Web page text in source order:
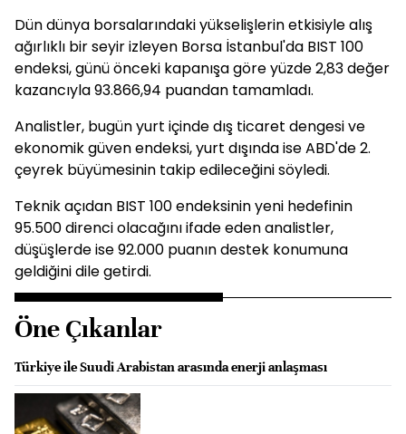
Dün dünya borsalarındaki yükselişlerin etkisiyle alış
ağırlıklı bir seyir izleyen Borsa İstanbul'da BIST 100
endeksi, günü önceki kapanışa göre yüzde 2,83 değer
kazancıyla 93.866,94 puandan tamamladı.
Analistler, bugün yurt içinde dış ticaret dengesi ve
ekonomik güven endeksi, yurt dışında ise ABD'de 2.
çeyrek büyümesinin takip edileceğini söyledi.
Teknik açıdan BIST 100 endeksinin yeni hedefinin
95.500 direnci olacağını ifade eden analistler,
düşüşlerde ise 92.000 puanın destek konumuna
geldiğini dile getirdi.
Öne Çıkanlar
Türkiye ile Suudi Arabistan arasında enerji anlaşması